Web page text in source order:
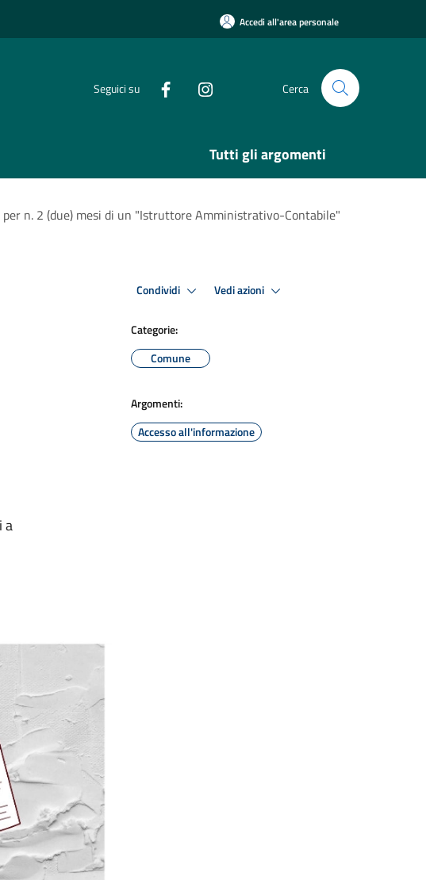
Accedi all'area personale
Seguici su Cerca
Tutti gli argomenti
n. 2 (due) mesi di un "Istruttore Amministrativo-Contabile"
a
Condividi Vedi azioni
Categorie:
Comune
Argomenti:
Accesso all'informazione